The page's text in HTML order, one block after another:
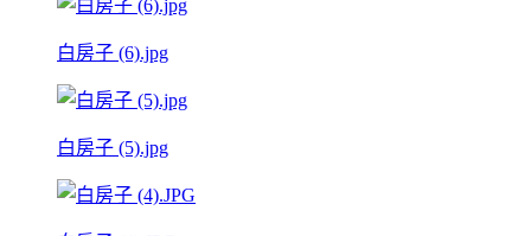
白房子 (6).jpg
白房子 (5).jpg